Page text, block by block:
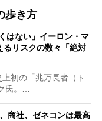
歩き方
はない」イーロン・マ
るリスクの数々「絶対
初の「兆万長者（ト
氏。…
商社、ゼネコンは最高